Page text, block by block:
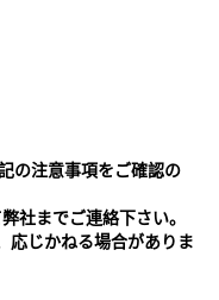
の注意事項をご確認の
社までご連絡下さい。
応じかねる場合がありま